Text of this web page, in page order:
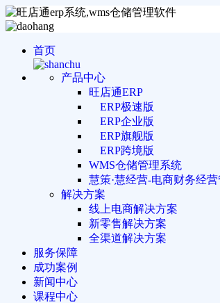
首页
产品中心
旺店通ERP
ERP极速版
ERP企业版
ERP旗舰版
ERP跨境版
WMS仓储管理系统
慧策·慧经营-电商财务经营
解决方案
线上电商解决方案
新零售解决方案
全渠道解决方案
服务保障
成功案例
新闻中心
课程中心